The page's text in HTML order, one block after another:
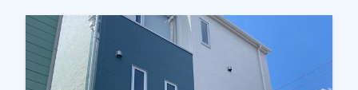
いる部分が見られたため、写真を撮影し実際の状
態をご確認いただきました。また外壁について
も、・外壁の汚れ・クラック（ひび割れ）が見ら
れ、これまで一度も塗装をされていないとのこと